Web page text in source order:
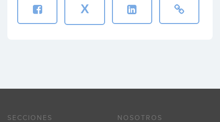
X
SECCIONES NOSOTROS